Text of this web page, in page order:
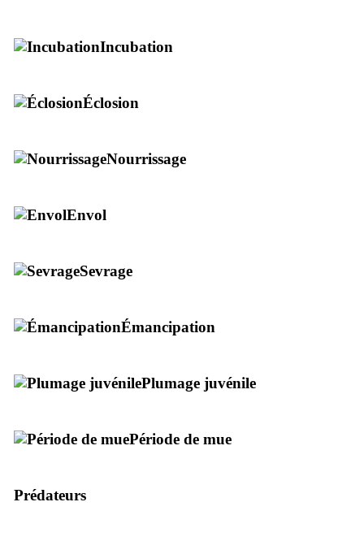
Incubation
Éclosion
Nourrissage
Envol
Sevrage
Émancipation
Plumage juvénile
Période de mue
Prédateurs